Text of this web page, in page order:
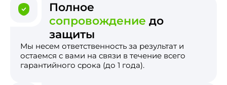
Полное
сопровождение до
защиты
Мы несем ответственность за результат и
остаемся с вами на связи в течение всего
гарантийного срока (до 1 года).